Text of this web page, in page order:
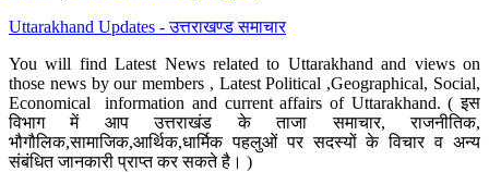
Uttarakhand Updates - उत्तराखण्ड समाचार
You will find Latest News related to Uttarakhand and views on
those news by our members , Latest Political ,Geographical, Social,
Economical information and current affairs of Uttarakhand. ( इस
विभाग में आप उत्तराखंड के ताजा समाचार, राजनीतिक,
भौगौलिक,सामाजिक,आर्थिक,धार्मिक पहलुओं पर सदस्यों के विचार व अन्य
संबंधित जानकारी प्राप्त कर सकते है। )